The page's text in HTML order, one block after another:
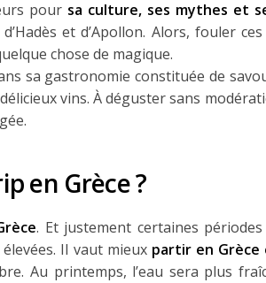
pour sa culture, ses mythes et
et d’Apollon. Alors, fouler
chose de magique.
sa gastronomie constituée de
vins. À déguster sans
en Grèce ?
. Et justement certaines
Il vaut mieux partir en
Au printemps, l’eau sera plus